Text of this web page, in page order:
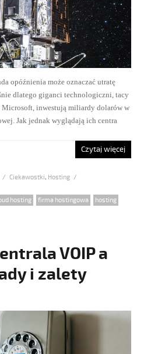
opóźnienia może oznaczać utratę
dlatego giganci technologiczni, tacy
Microsoft, inwestują miliardy dolarów w
Jak jednak wyglądają ich centra
Czytaj więcej
Categories
Ciekawostki, Hosting
hosting firma hostingowa hosting
VOIP a
i zalety